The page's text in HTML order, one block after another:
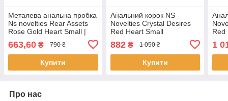
Металева анальна пробка
Ns novelties Rear Assets
Rose Gold Heart Small |
663,60 ₴ 790 ₴
Купити
Анальний корок NS
Novelties Crystal Desires
Red Heart Small
882₴ 1 050 ₴
Купити
Red
1
Про нас